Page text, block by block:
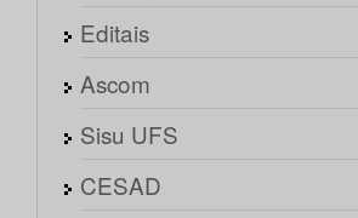
Editais
Ascom
Sisu UFS
CESAD